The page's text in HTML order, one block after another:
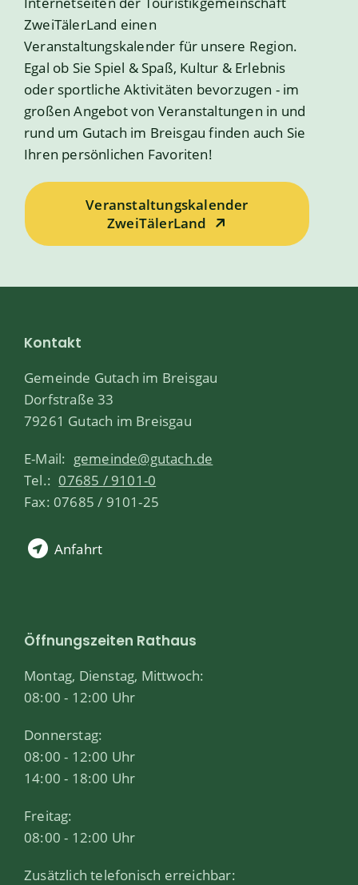
ZweiTälerLand einen
Veranstaltungskalender für unsere Region.
Egal ob Sie Spiel & Spaß, Kultur & Erlebnis
oder sportliche Aktivitäten bevorzugen - im
großen Angebot von Veranstaltungen in und
rund um Gutach im Breisgau finden auch Sie
Ihren persönlichen Favoriten!
Veranstaltungskalender
ZweiTälerLand
Kontakt
Gemeinde Gutach im Breisgau
Dorfstraße 33
79261 Gutach im Breisgau
E-Mail: gemeinde@gutach.de
Tel.: 07685 / 9101-0
Fax: 07685 / 9101-25
Anfahrt
Öffnungszeiten Rathaus
Montag, Dienstag, Mittwoch:
08:00 - 12:00 Uhr
Donnerstag:
08:00 - 12:00 Uhr
14:00 - 18:00 Uhr
Freitag:
08:00 - 12:00 Uhr
Zusätzlich telefonisch erreichbar: